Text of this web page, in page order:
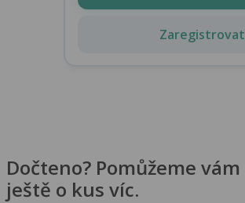
Zaregistrovat
Dočteno? Pomůžeme vám
ještě o kus víc.